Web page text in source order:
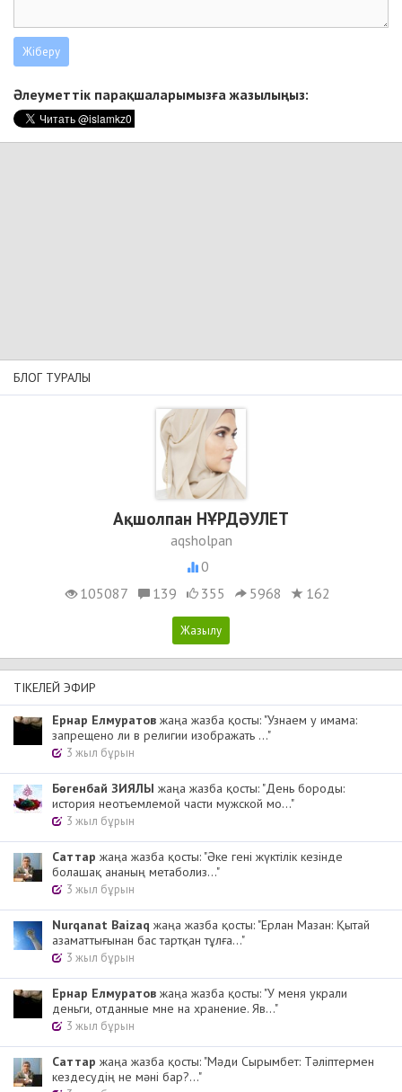
Әлеуметтік парақшаларымызға жазылыңыз:
БЛОГ ТУРАЛЫ
Ақшолпан НҰРДӘУЛЕТ
aqsholpan
0
105087
139 355 5968 162
ТІКЕЛЕЙ ЭФИР
Ернар Елмуратов жаңа жазба қосты: "Узнаем у имама:
запрещено ли в религии изображать ..."
3 жыл бұрын
Бөгенбай ЗИЯЛЫ жаңа жазба қосты: "День бороды:
история неотъемлемой части мужской мо..."
3 жыл бұрын
Cаттар жаңа жазба қосты: "Әке гені жүктілік кезінде
болашақ ананың метаболиз..."
3 жыл бұрын
Nurqanat Baizaq жаңа жазба қосты: "Ерлан Мазан: Қытай
азаматтығынан бас тартқан тұлға..."
3 жыл бұрын
Ернар Елмуратов жаңа жазба қосты: "У меня украли
деньги, отданные мне на хранение. Яв..."
3 жыл бұрын
Cаттар жаңа жазба қосты: "Мәди Сырымбет: Тәліптермен
кездесудің не мәні бар?..."